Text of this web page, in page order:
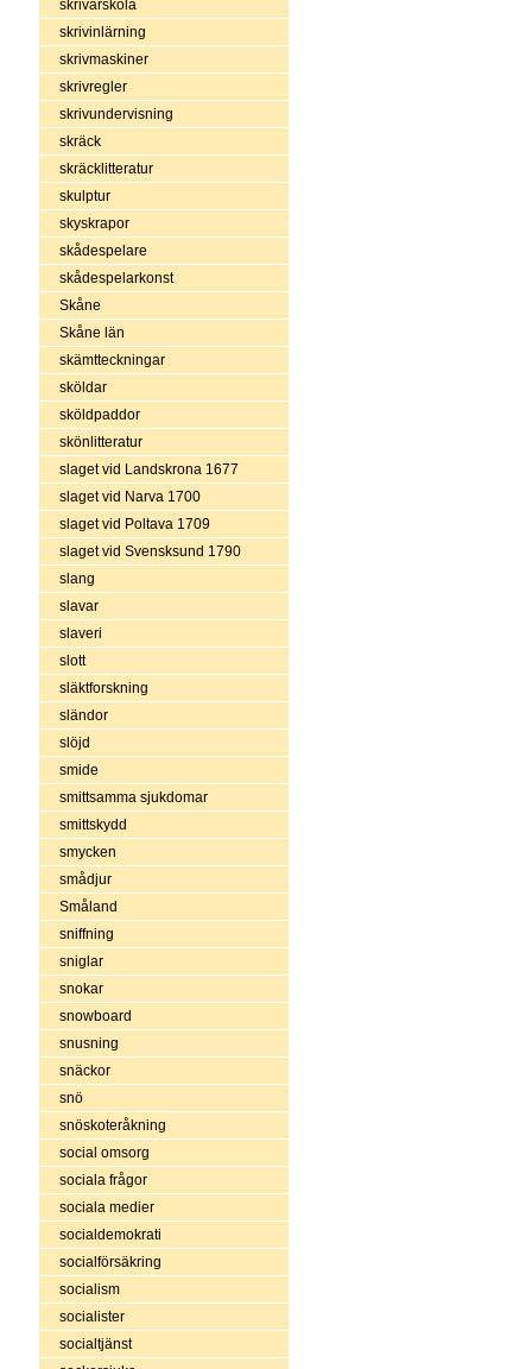
skrivarskola
skrivinlärning
skrivmaskiner
skrivregler
skrivundervisning
skräck
skräcklitteratur
skulptur
skyskrapor
skådespelare
skådespelarkonst
Skåne
Skåne län
skämtteckningar
sköldar
sköldpaddor
skönlitteratur
slaget vid Landskrona 1677
slaget vid Narva 1700
slaget vid Poltava 1709
slaget vid Svensksund 1790
slang
slavar
slaveri
slott
släktforskning
sländor
slöjd
smide
smittsamma sjukdomar
smittskydd
smycken
smådjur
Småland
sniffning
sniglar
snokar
snowboard
snusning
snäckor
snö
snöskoteråkning
social omsorg
sociala frågor
sociala medier
socialdemokrati
socialförsäkring
socialism
socialister
socialtjänst